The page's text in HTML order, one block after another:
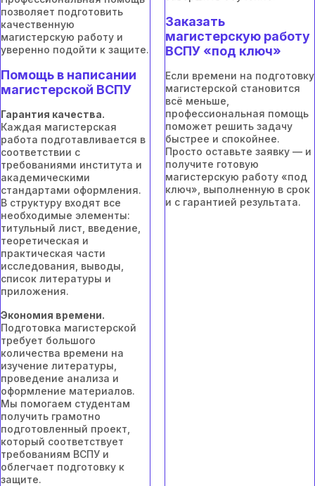
позволяет подготовить
качественную
магистерскую работу и
уверенно подойти к защите.
Помощь в написании
магистерской ВСПУ
Гарантия качества.
Каждая магистерская
работа подготавливается в
соответствии с
требованиями института и
академическими
стандартами оформления.
В структуру входят все
необходимые элементы:
титульный лист, введение,
теоретическая и
практическая части
исследования, выводы,
список литературы и
приложения.
Экономия времени.
Подготовка магистерской
требует большого
количества времени на
изучение литературы,
проведение анализа и
оформление материалов.
Мы помогаем студентам
получить грамотно
подготовленный проект,
который соответствует
требованиям ВСПУ и
облегчает подготовку к
защите.
Заказать
магистерскую работу
ВСПУ «под ключ»
Если времени на подготовку
магистерской становится
всё меньше,
профессиональная помощь
поможет решить задачу
быстрее и спокойнее.
Просто оставьте заявку — и
получите готовую
магистерскую работу «под
ключ», выполненную в срок
и с гарантией результата.